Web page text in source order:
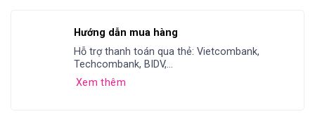
Hướng dẫn mua hàng
Hỗ trợ thanh toán qua thẻ: Vietcombank,
Techcombank, BIDV,...
Xem thêm